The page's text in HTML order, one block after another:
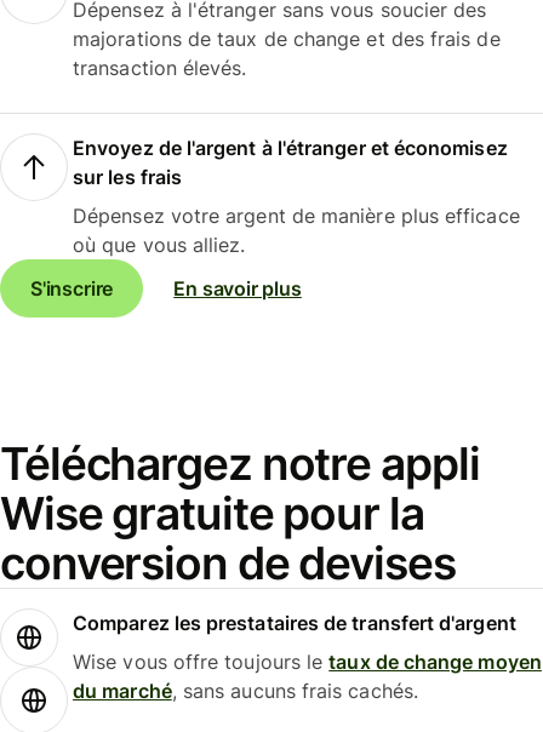
Dépensez à l'étranger sans vous soucier des
majorations de taux de change et des frais de
transaction élevés.
Envoyez de l'argent à l'étranger et économisez
sur les frais
Dépensez votre argent de manière plus efficace
où que vous alliez.
S'inscrire
En savoir plus
Téléchargez notre appli
Wise gratuite pour la
conversion de devises
Comparez les prestataires de transfert d'argent
Wise vous offre toujours letaux de change moyen
du marché, sans aucuns frais cachés.